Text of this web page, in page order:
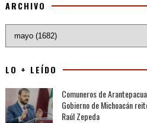
ARCHIVO
LO + LEÍDO
Comuneros de
Gobierno de Michoacán
Raúl Zepeda